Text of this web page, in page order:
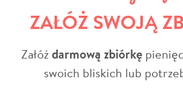
ZAŁÓŻ SWOJĄ
Załóżdarmową zbiórkę
swoich bliskich lub